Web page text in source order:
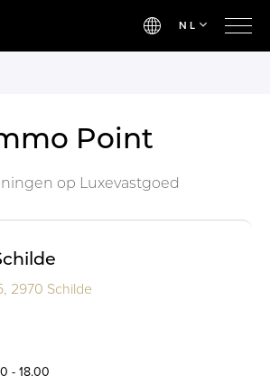
NL
Point
op Luxevastgoed
2970 Schilde
- 18.00